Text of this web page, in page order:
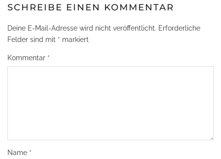
SCHREIBE EINEN KOMMENTAR
Deine E-Mail-Adresse wird nicht veröffentlicht. Erforderliche
Felder sind mit * markiert
Kommentar *
Name *